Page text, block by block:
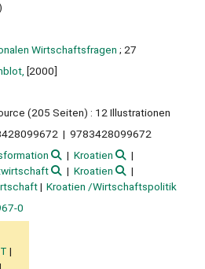
Wirtschaftsfragen ; 27
[2000]
(205 Seiten) : 12 Illustrationen
9783428099672
Kroatien
Kroatien
Kroatien /Wirtschaftspolitik
0